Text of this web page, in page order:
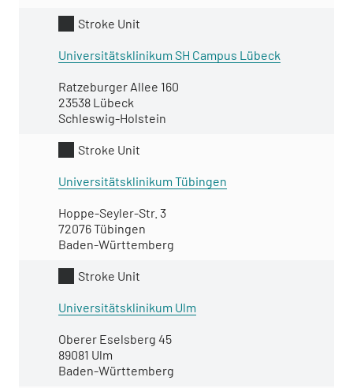
Stroke Unit
Universitätsklinikum SH Campus Lübeck
Ratzeburger Allee 160
23538 Lübeck
Schleswig-Holstein
Stroke Unit
Universitätsklinikum Tübingen
Hoppe-Seyler-Str. 3
72076 Tübingen
Baden-Württemberg
Stroke Unit
Universitätsklinikum Ulm
Oberer Eselsberg 45
89081 Ulm
Baden-Württemberg